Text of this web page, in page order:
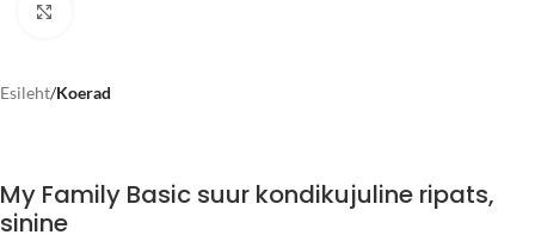
Esileht Koerad
My Family Basic suur kondikujuline ripats,
sinine